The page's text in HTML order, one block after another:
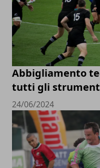
Abbigliamento
tutti gli
24/06/2024